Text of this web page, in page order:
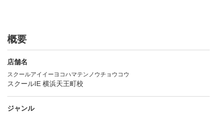
概要
店舗名
スクールアイイーヨコハマテンノウチョウコウ
スクールIE 横浜天王町校
ジャンル